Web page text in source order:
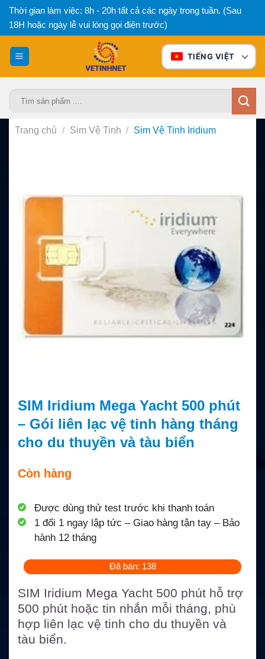
Bỏ
qua
nội
dung
Thời gian làm việc: 8h - 20h tất cả các ngày trong tuần. (Sau
18H hoặc ngày lễ vui lòng gọi điện trước)
TIẾNG VIỆT
Trang chủ / Sim Vệ Tinh / Sim Vệ Tinh Iridium
SIM Iridium Mega Yacht 500 phút
– Gói liên lạc vệ tinh hàng tháng
cho du thuyền và tàu biển
Còn hàng
Được dùng thử test trước khi thanh toán
1 đổi 1 ngay lập tức – Giao hàng tận tay – Bảo
hành 12 tháng
Đã bán: 138
SIM Iridium Mega Yacht 500 phút hỗ trợ
500 phút hoặc tin nhắn mỗi tháng, phù
hợp liên lạc vệ tinh cho du thuyền và
tàu biển.